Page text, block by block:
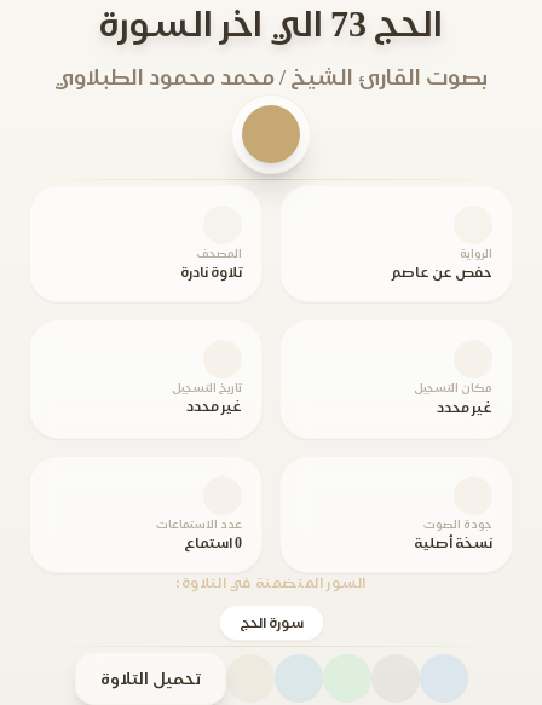
الحج 73 الي اخر السورة
بصوت القارئ الشيخ / محمد محمود الطبلاوي
الرواية
حفص عن عاصم
المصحف
تلاوة نادرة
مكان التسجيل
غير محدد
تاريخ التسجيل
غير محدد
جودة الصوت
نسخة أصلية
عدد الاستماعات
0 استماع
السور المتضمنة في التلاوة:
سورة الحج
تحميل التلاوة